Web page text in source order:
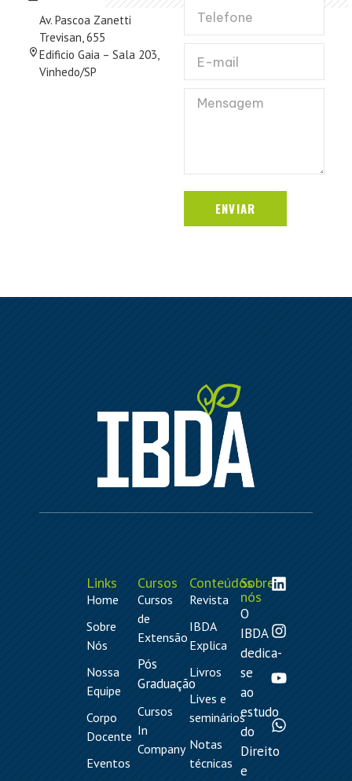
Av. Pascoa Zanetti
Trevisan, 655
Edificio Gaia – Sala 203,
Vinhedo/SP
ENVIAR
Links
Home
Sobre
Nós
Nossa
Equipe
Corpo
Docente
Eventos
Cursos
Cursos
de
Extensão
Pós
Graduação
Cursos
In
Company
Conteúdos
Revista
IBDA
Explica
Livros
Lives e
seminários
Notas
técnicas
Sobre
nós
O
IBDA
dedica-
se
ao
estudo
do
Direito
e